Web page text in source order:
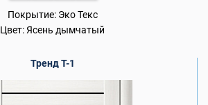
Покрытие: Эко Текс
Цвет: Ясень дымчатый
Тренд Т-1